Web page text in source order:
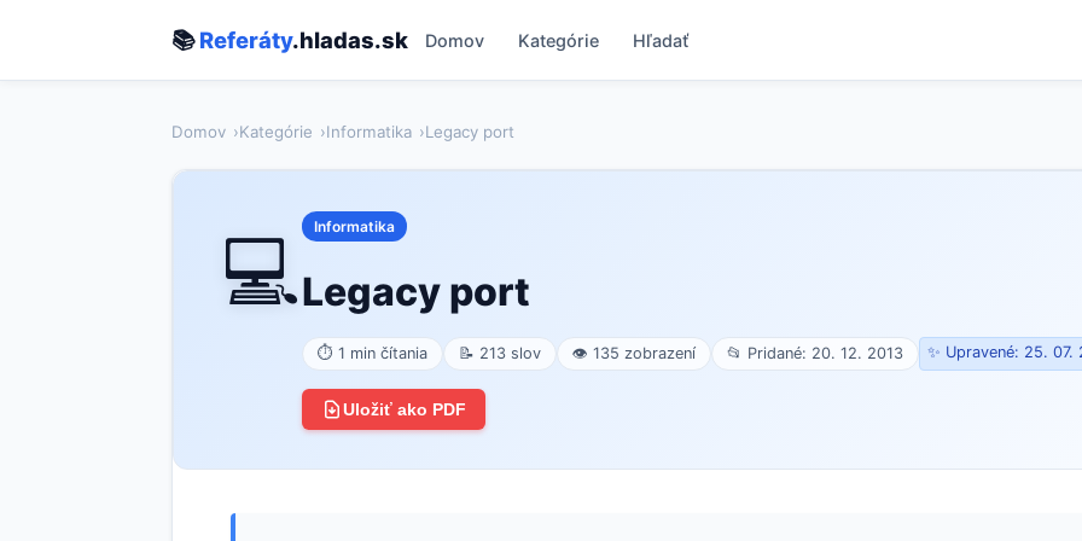
📚Referáty.hladas.sk Domov Kategórie Hľadať
Domov Kategórie Informatika Legacy port
💻 Informatika
Legacy port
⏱ 1 min čítania 📝 213 slov 👁 135 zobrazení 📂 Pridané: 20. 12. 2013 ✨ Upravené: 25. 07.
Uložiť ako PDF